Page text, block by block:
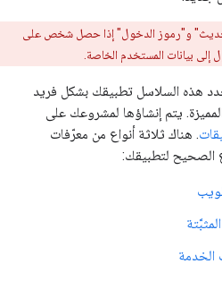
و"رموز الدخول" إذا حصل شخص على
إلى بيانات المستخدم الخاصة.
هذه السلاسل تطبيقك بشكل فريد
يتم إنشاؤها لمشروعك على
. هناك ثلاثة أنواع من معرّفات
الصحيح لتطبيقك: